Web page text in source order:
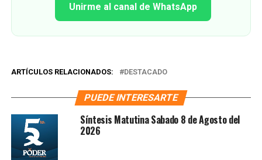
Unirme al canal de WhatsApp
ARTÍCULOS RELACIONADOS: DESTACADO
PUEDE INTERESARTE
Síntesis Matutina Sabado 8 de Agosto del
2026